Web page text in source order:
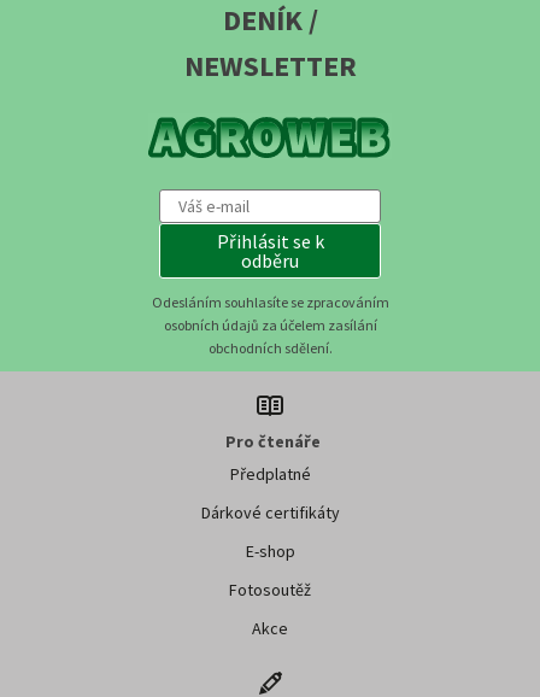
DENÍK /
NEWSLETTER
Přihlásit se k
odběru
Odesláním souhlasíte se zpracováním
osobních údajů za účelem zasílání
obchodních sdělení.
Pro čtenáře
Předplatné
Dárkové certifikáty
E-shop
Fotosoutěž
Akce